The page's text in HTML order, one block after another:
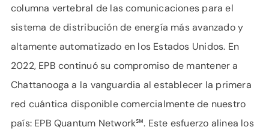
columna vertebral de las comunicaciones para el
sistema de distribución de energía más avanzado y
altamente automatizado en los Estados Unidos. En
2022, EPB continuó su compromiso de mantener a
Chattanooga a la vanguardia al establecer la primera
red cuántica disponible comercialmente de nuestro
país: EPB Quantum Network℠. Este esfuerzo alinea los